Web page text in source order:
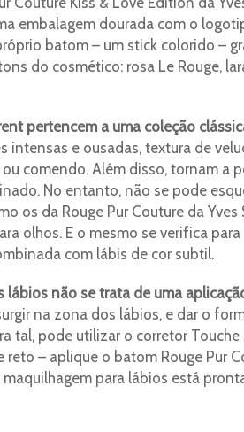
embalagem dourada com o
batom – um stick colorido –
do cosmético: rosa Le Rouge,
pertencem a uma coleção
intensas e ousadas, textura de
comendo. Além disso, tornam a
No entanto, não se pode
os da Rouge Pur Couture da
olhos. E o mesmo se verifica
com lábis de cor subtil.
não se trata de uma
na zona dos lábios, e dar o
tal, pode utilizar o corretor
– aplique o batom Rouge Pur
para lábios está